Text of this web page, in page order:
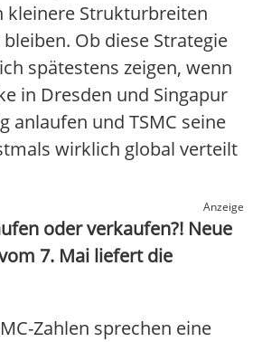
kleinere Strukturbreiten
Ob diese Strategie
spätestens zeigen, wenn
in Dresden und Singapur
anlaufen und TSMC seine
wirklich global verteilt
Anzeige
oder verkaufen?! Neue
7. Mai liefert die
Zahlen sprechen eine